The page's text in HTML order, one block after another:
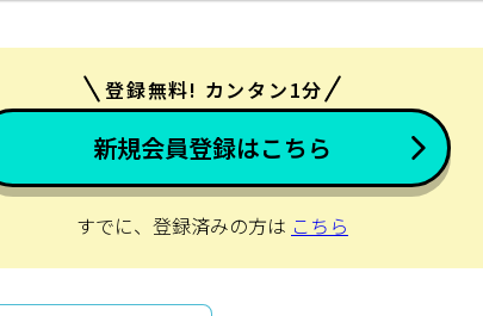
登録無料! カンタン1分
新規会員登録はこちら
すでに、登録済みの方は こちら